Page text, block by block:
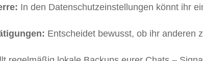
In den Datenschutzeinstellungen könnt ihr
Entscheidet bewusst, ob ihr anderen